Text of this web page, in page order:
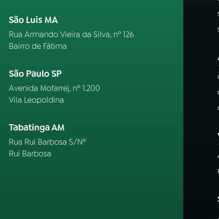
São Luís MA
Rua Armando Vieira da Silva, nº 126
Bairro de Fátima
São Paulo SP
Avenida Mofarrej, nº 1.200
Vila Leopoldina
Tabatinga AM
Rua Rui Barbosa S/Nº
Rui Barbosa